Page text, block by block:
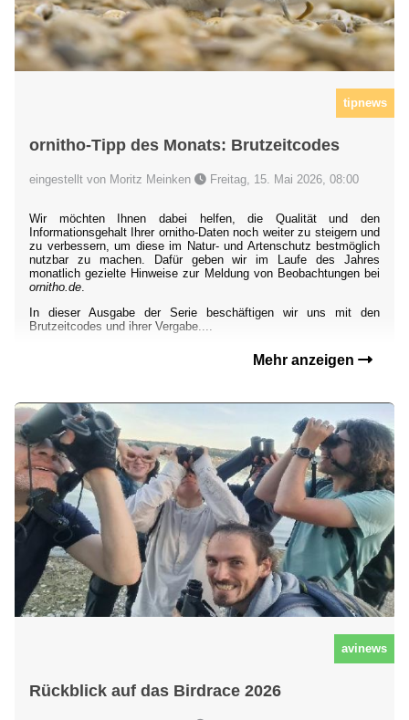
tipnews
ornitho-Tipp des Monats: Brutzeitcodes
eingestellt von Moritz Meinken Freitag, 15. Mai 2026, 08:00
Wir möchten Ihnen dabei helfen, die Qualität und den
Informationsgehalt Ihrer ornitho-Daten noch weiter zu steigern und
zu verbessern, um diese im Natur- und Artenschutz bestmöglich
nutzbar zu machen. Dafür geben wir im Laufe des Jahres
monatlich gezielte Hinweise zur Meldung von Beobachtungen bei
ornitho.de.
In dieser Ausgabe der Serie beschäftigen wir uns mit den
Brutzeitcodes und ihrer Vergabe....
Mehr anzeigen
avinews
Rückblick auf das Birdrace 2026